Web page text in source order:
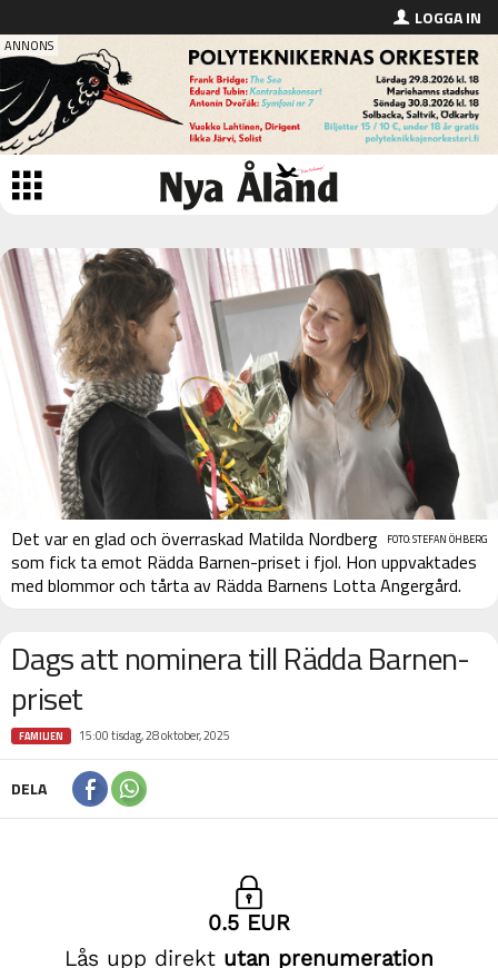
LOGGA IN
FOTO: STEFAN ÖHBERG
Det var en glad och överraskad Matilda Nordberg
som fick ta emot Rädda Barnen-priset i fjol. Hon uppvaktades
med blommor och tårta av Rädda Barnens Lotta Angergård.
Dags att nominera till Rädda Barnen-
priset
FAMILJEN 15:00 tisdag, 28 oktober, 2025
DELA